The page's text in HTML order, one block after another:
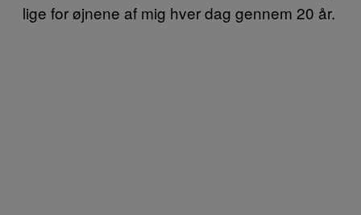
lige for øjnene af mig hver dag gennem 20 år.